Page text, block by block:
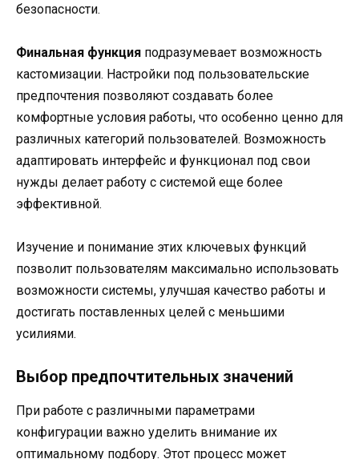
безопасности.
Финальная функция подразумевает возможность
кастомизации. Настройки под пользовательские
предпочтения позволяют создавать более
комфортные условия работы, что особенно ценно для
различных категорий пользователей. Возможность
адаптировать интерфейс и функционал под свои
нужды делает работу с системой еще более
эффективной.
Изучение и понимание этих ключевых функций
позволит пользователям максимально использовать
возможности системы, улучшая качество работы и
достигать поставленных целей с меньшими
усилиями.
Выбор предпочтительных значений
При работе с различными параметрами
конфигурации важно уделить внимание их
оптимальному подбору. Этот процесс может